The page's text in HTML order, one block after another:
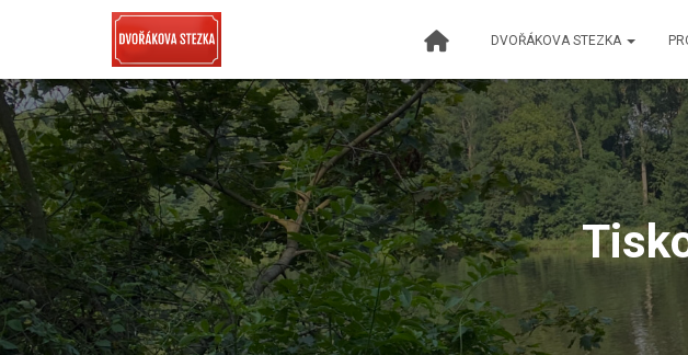
DVOŘÁKOVA STEZKA